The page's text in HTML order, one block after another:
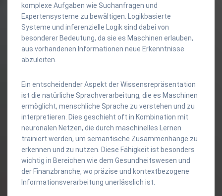
komplexe Aufgaben wie Suchanfragen und
Expertensysteme zu bewältigen. Logikbasierte
Systeme und inferenzielle Logik sind dabei von
besonderer Bedeutung, da sie es Maschinen erlauben,
aus vorhandenen Informationen neue Erkenntnisse
abzuleiten.
Ein entscheidender Aspekt der Wissensrepräsentation
ist die natürliche Sprachverarbeitung, die es Maschinen
ermöglicht, menschliche Sprache zu verstehen und zu
interpretieren. Dies geschieht oft in Kombination mit
neuronalen Netzen, die durch maschinelles Lernen
trainiert werden, um semantische Zusammenhänge zu
erkennen und zu nutzen. Diese Fähigkeit ist besonders
wichtig in Bereichen wie dem Gesundheitswesen und
der Finanzbranche, wo präzise und kontextbezogene
Informationsverarbeitung unerlässlich ist.